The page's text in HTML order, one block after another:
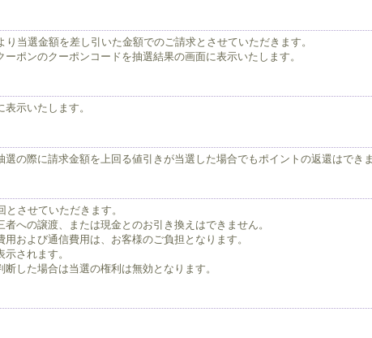
り当選金額を差し引いた金額でのご請求とさせていただきます。
ーポンのクーポンコードを抽選結果の画面に表示いたします。
示いたします。
の際に請求金額を上回る値引きが当選した場合でもポイントの返還はでき
させていただきます。
への譲渡、または現金とのお引き換えはできません。
および通信費用は、お客様のご負担となります。
されます。
した場合は当選の権利は無効となります。